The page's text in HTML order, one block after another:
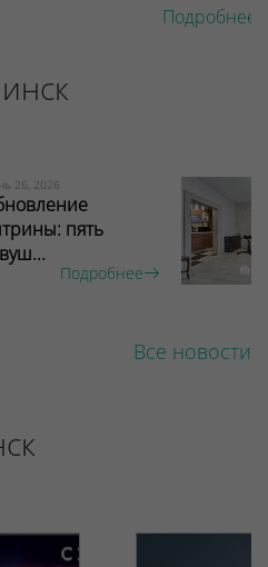
Подробнее
26, 2026
пять
Подробнее
Все новости